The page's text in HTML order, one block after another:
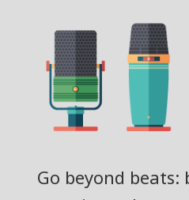
Go beyond beats: